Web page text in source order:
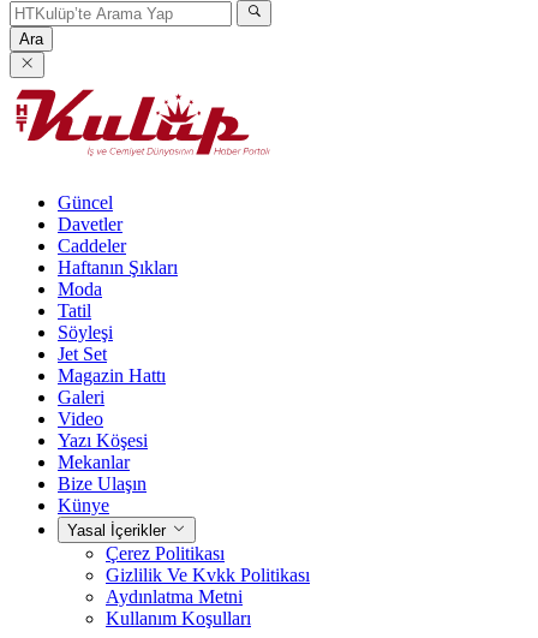
Ara
Güncel
Davetler
Caddeler
Haftanın Şıkları
Moda
Tatil
Söyleşi
Jet Set
Magazin Hattı
Galeri
Video
Yazı Köşesi
Mekanlar
Bize Ulaşın
Künye
Yasal İçerikler
Çerez Politikası
Gizlilik Ve Kvkk Politikası
Aydınlatma Metni
Kullanım Koşulları